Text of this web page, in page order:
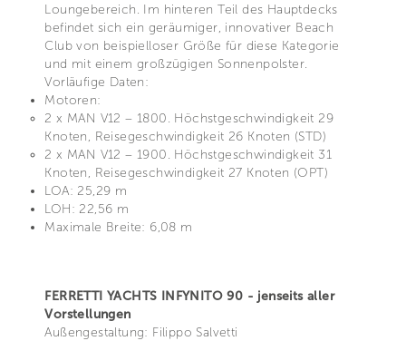
Loungebereich. Im hinteren Teil des Hauptdecks
befindet sich ein geräumiger, innovativer Beach
Club von beispielloser Größe für diese Kategorie
und mit einem großzügigen Sonnenpolster.
Vorläufige Daten:
Motoren:
2 x MAN V12 – 1800. Höchstgeschwindigkeit 29
Knoten, Reisegeschwindigkeit 26 Knoten (STD)
2 x MAN V12 – 1900. Höchstgeschwindigkeit 31
Knoten, Reisegeschwindigkeit 27 Knoten (OPT)
LOA: 25,29 m
LOH: 22,56 m
Maximale Breite: 6,08 m
FERRETTI YACHTS INFYNITO 90 - jenseits aller
Vorstellungen
Außengestaltung: Filippo Salvetti